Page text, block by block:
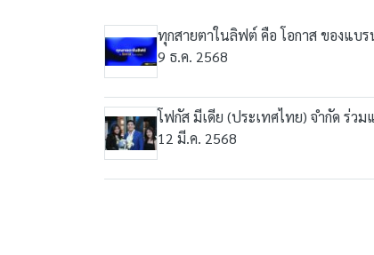
ทุกสายตาในลิฟต์ คือ โอกาส ของแบ
9 ธ.ค. 2568
โฟกัส มีเดีย (ประเทศไทย) จำกัด ร่ว
12 มี.ค. 2568